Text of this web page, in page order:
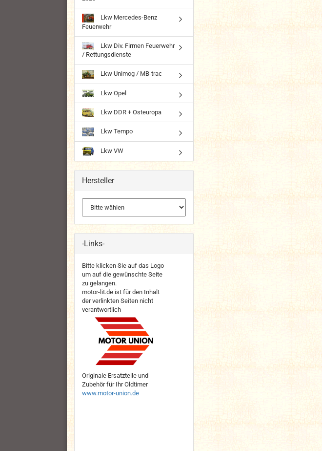
Lkw Mercedes-Benz
Feuerwehr
Lkw Div. Firmen Feuerwehr
/ Rettungsdienste
Lkw Unimog / MB-trac
Lkw Opel
Lkw DDR + Osteuropa
Lkw Tempo
Lkw VW
Hersteller
-Links-
Bitte klicken Sie auf das Logo
um auf die gewünschte Seite
zu gelangen.
motor-lit.de ist für den Inhalt
der verlinkten Seiten nicht
verantwortlich
Originale Ersatzteile und
Zubehör für Ihr Oldtimer
www.motor-union.de